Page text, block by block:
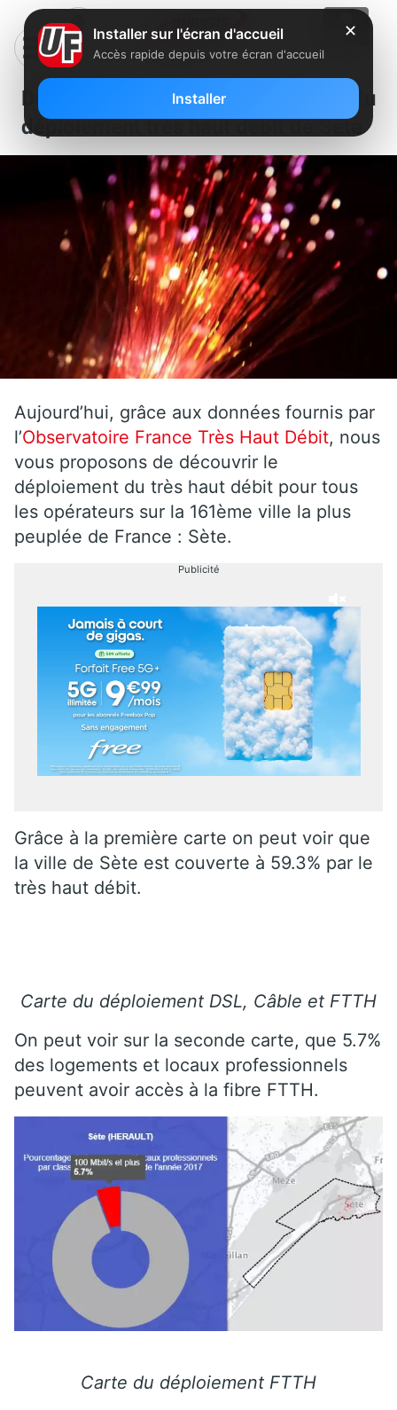
Découvrez les cartes du
déploiement très haut débit de Sète
Aujourd’hui, grâce aux données fournis par
l’Observatoire France Très Haut Débit, nous
vous proposons de découvrir le
déploiement du très haut débit pour tous
les opérateurs sur la 161ème ville la plus
peuplée de France : Sète.
Publicité
Grâce à la première carte on peut voir que
la ville de Sète est couverte à 59.3% par le
très haut débit.
Carte du déploiement DSL, Câble et FTTH
On peut voir sur la seconde carte, que 5.7%
des logements et locaux professionnels
peuvent avoir accès à la fibre FTTH.
Carte du déploiement FTTH
✕
Installer sur l'écran d'accueil
Accès rapide depuis votre écran d'accueil
Installer